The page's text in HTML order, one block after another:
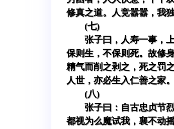
修真之道。人竞嚣嚣，我
(七)
张子曰，人寿一事，
保则生，不保则死。故修
精气而削之剥之，死之罚
人世，亦必生入仁善之家
(八)
张子曰：自古忠贞节
都视为么魔试我，襄不动